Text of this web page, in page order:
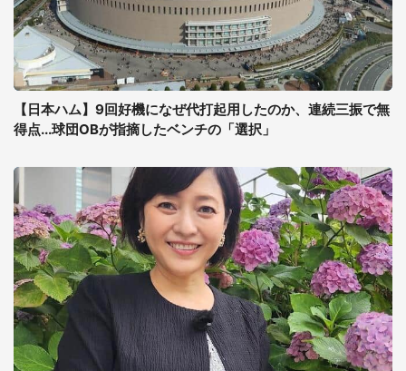
【日本ハム】9回好機になぜ代打起用したのか、連続三振で無
得点...球団OBが指摘したベンチの「選択」